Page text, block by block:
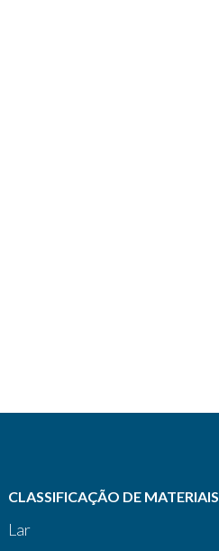
CLASSIFICAÇÃO DE MATERIAIS
Lar